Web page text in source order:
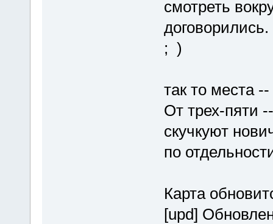
смотреть
; )
так то места --
От трех-пяти
скучкуют
по
Карта
[upd]